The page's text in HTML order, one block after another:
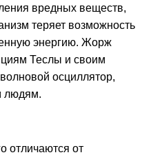
вредных веществ,
теряет возможность
энергию. Жорж
Теслы и своим
осциллятор,
людям.
отличаются от